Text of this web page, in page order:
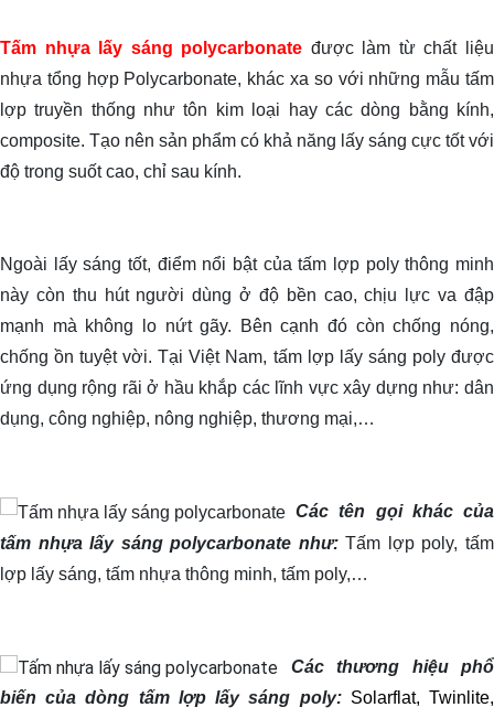
Tấm nhựa lấy sáng polycarbonate được làm từ chất liệu
nhựa tổng hợp Polycarbonate, khác xa so với những mẫu tấm
lợp truyền thống như tôn kim loại hay các dòng bằng kính,
composite. Tạo nên sản phẩm có khả năng lấy sáng cực tốt với
độ trong suốt cao, chỉ sau kính.
Ngoài lấy sáng tốt, điểm nổi bật của tấm lợp poly thông minh
này còn thu hút người dùng ở độ bền cao, chịu lực va đập
mạnh mà không lo nứt gãy. Bên cạnh đó còn chống nóng,
chống ồn tuyệt vời. Tại Việt Nam, tấm lợp lấy sáng poly được
ứng dụng rộng rãi ở hầu khắp các lĩnh vực xây dựng như: dân
dụng, công nghiệp, nông nghiệp, thương mại,…
Các tên gọi khác của
tấm nhựa lấy sáng polycarbonate như:Tấm lợp poly, tấm
lợp lấy sáng, tấm nhựa thông minh, tấm poly,…
Các thương hiệu phổ
biến của dòng tấm lợp lấy sáng poly: Solarflat, Twinlite,